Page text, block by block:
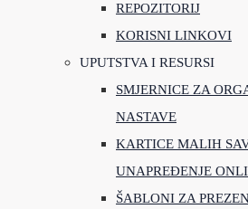
REPOZITORIJ
KORISNI LINKOVI
UPUTSTVA I RESURSI
SMJERNICE ZA
NASTAVE
KARTICE MALIH
UNAPREĐENJE
ŠABLONI ZA